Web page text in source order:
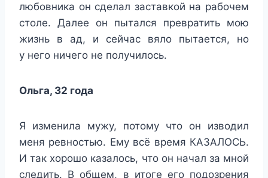
любовника он сделал заставкой на рабочем
столе. Далее он пытался превратить мою
жизнь в ад, и сейчас вяло пытается, но
у него ничего не получилось.
Ольга, 32 года
Я изменила мужу, потому что он изводил
меня ревностью. Ему всё время КАЗАЛОСЬ.
И так хорошо казалось, что он начал за мной
следить. В общем, в итоге его подозрения